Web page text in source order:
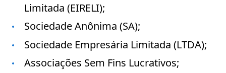
Limitada (EIRELI);
Sociedade Anônima (SA);
Sociedade Empresária Limitada (LTDA);
Associações Sem Fins Lucrativos;